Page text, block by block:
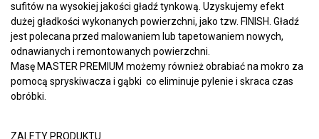
sufitów na wysokiej jakości gładź tynkową. Uzyskujemy efekt
dużej gładkości wykonanych powierzchni, jako tzw. FINISH. Gładź
jest polecana przed malowaniem lub tapetowaniem nowych,
odnawianych i remontowanych powierzchni.
Masę MASTER PREMIUM możemy również obrabiać na mokro za
pomocą spryskiwacza i gąbki co eliminuje pylenie i skraca czas
obróbki.
ZALETY PRODUKTU